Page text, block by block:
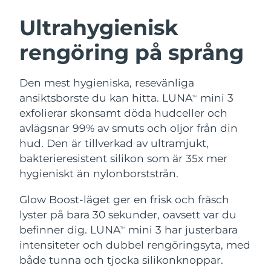
Ultrahygienisk
rengöring på språng
Den mest hygieniska, resevänliga
ansiktsborste du kan hitta. LUNATM
mini 3
exfolierar skonsamt döda hudceller och
avlägsnar 99% av smuts och oljor från din
hud. Den är tillverkad av ultramjukt,
bakterieresistent silikon som är 35x mer
hygieniskt än nylonborststrån.
Glow Boost-läget ger en frisk och fräsch
lyster på bara 30 sekunder, oavsett var du
befinner dig. LUNATM
mini 3 har justerbara
intensiteter och dubbel rengöringsyta, med
både tunna och tjocka silikonknoppar.
LUNA™ 4-paket
Anti-aging massage
LUNA™ 4 Plus
Massage, LED heating
LUNA™ 4 Men
For men, anti-aging massage
BEAR™ 2-paket
Microcurrent toning
BEAR™ 2 go
Microcurrent toning on-the-go
BEAR™ 2 eyes & lips
Microcurrent line smoothing device
Återfuktning
UFO™ 3-paket
Deep facial hydration
UFO™ 3 LED
Near-infrared and red light therapy
device
Munvård
issa™ 4
Hybrid silicone sonic toothbrush
issa™ 4 plus
Smart hybrid silicone sonic toothbrush
FAQ™ ANTI-AGING-BEHANDLING
Anti-aging LED-behandlingar
NEW
Österrike Förväntad leverans
Bahrain Förväntad leverans09.08.2026
Belgien
Bermuda Förväntad leverans 14.08.2026
Bosnien och
Hercegovina
Förväntad leverans
Brunei Förväntad leverans
Bulgarien Förväntad leverans08.08.2026
Kanada Förväntad leverans12.08.2026
Chile Förväntad leverans12.08.2026